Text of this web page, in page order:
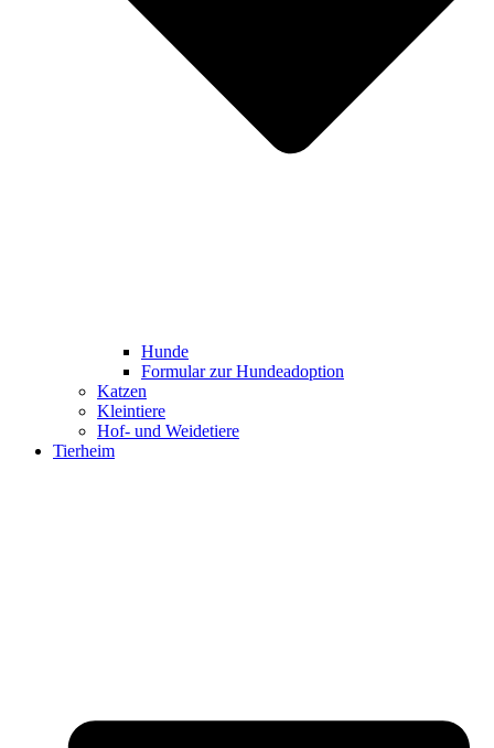
Hunde
Formular zur Hundeadoption
Katzen
Kleintiere
Hof- und Weidetiere
Tierheim